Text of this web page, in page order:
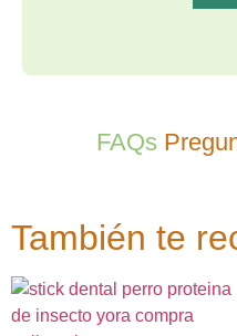
FAQs
También te